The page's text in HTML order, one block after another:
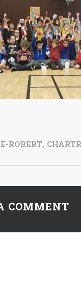
ROBERT,
COMMENT